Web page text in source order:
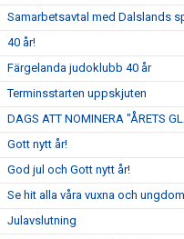
Samarbetsavtal med Dalslands
40 år!
Färgelanda judoklubb 40 år
Terminsstarten uppskjuten
DAGS ATT NOMINERA "ÅRETS
Gott nytt år!
God jul och Gott nytt år!
Se hit alla våra vuxna och
Julavslutning